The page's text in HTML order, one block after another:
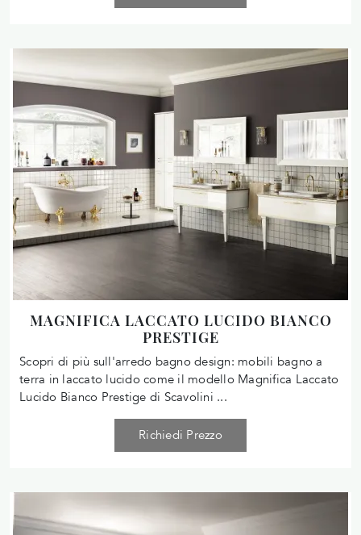
MAGNIFICA LACCATO LUCIDO BIANCO
PRESTIGE
Scopri di più sull'arredo bagno design: mobili bagno a
terra in laccato lucido come il modello Magnifica Laccato
Lucido Bianco Prestige di Scavolini ...
Richiedi Prezzo